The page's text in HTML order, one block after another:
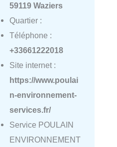
59119 Waziers
Quartier :
Téléphone :
+33661222018
Site internet :
https://www.poulai
n-environnement-
services.fr/
Service POULAIN
ENVIRONNEMENT